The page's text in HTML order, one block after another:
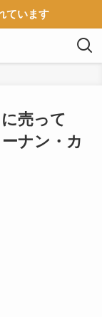
ています
売って
ナン・カ